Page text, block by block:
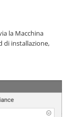
la Macchina
di installazione,